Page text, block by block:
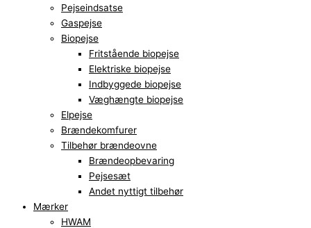
Pejseindsatse
Gaspejse
Biopejse
Fritstående biopejse
Elektriske biopejse
Indbyggede biopejse
Væghængte biopejse
Elpejse
Brændekomfurer
Tilbehør brændeovne
Brændeopbevaring
Pejsesæt
Andet nyttigt tilbehør
Mærker
HWAM